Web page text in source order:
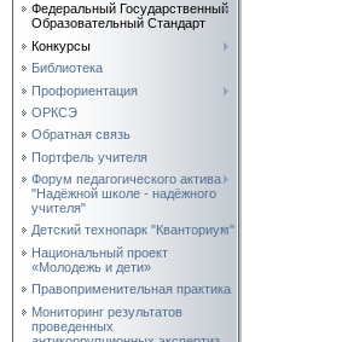
Федеральный Государственный
Образовательный Стандарт
Конкурсы
Библиотека
Профориентация
ОРКСЭ
Обратная связь
Портфель учителя
Форум педагогического актива
"Надёжной школе - надёжного
учителя"
Детский технопарк "Кванториум"
Национальный проект
«Молодежь и дети»
Правоприменительная практика
Мониторинг результатов
проведенных